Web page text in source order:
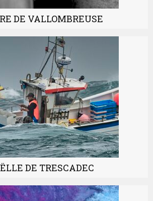
DE VALLOMBREUSE
DE TRESCADEC